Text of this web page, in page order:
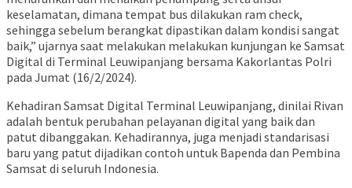
keselamatan, dimana tempat bus dilakukan ram check,
sehingga sebelum berangkat dipastikan dalam kondisi sangat
baik,” ujarnya saat melakukan melakukan kunjungan ke Samsat
Digital di Terminal Leuwipanjang bersama Kakorlantas Polri
pada Jumat (16/2/2024).
Kehadiran Samsat Digital Terminal Leuwipanjang, dinilai Rivan
adalah bentuk perubahan pelayanan digital yang baik dan
patut dibanggakan. Kehadirannya, juga menjadi standarisasi
baru yang patut dijadikan contoh untuk Bapenda dan Pembina
Samsat di seluruh Indonesia.